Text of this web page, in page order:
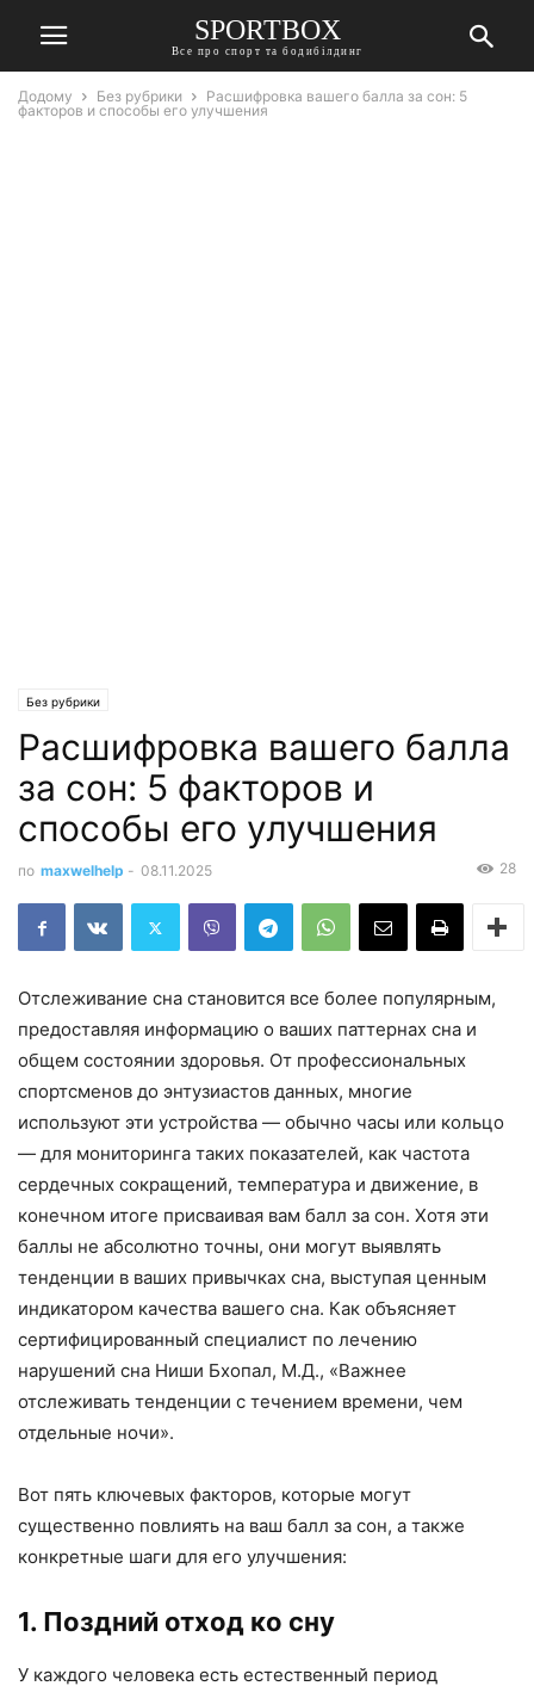
SPORTBOX
Все про спорт та бодибілдинг
Додому Без рубрики
Расшифровка вашего балла за сон: 5
факторов и способы его улучшения
Без рубрики
Расшифровка вашего балла
за сон: 5 факторов и
способы его улучшения
по maxwelhelp - 08.11.2025 28
Отслеживание сна становится все более популярным,
предоставляя информацию о ваших паттернах сна и
общем состоянии здоровья. От профессиональных
спортсменов до энтузиастов данных, многие
используют эти устройства — обычно часы или кольцо
— для мониторинга таких показателей, как частота
сердечных сокращений, температура и движение, в
конечном итоге присваивая вам балл за сон. Хотя эти
баллы не абсолютно точны, они могут выявлять
тенденции в ваших привычках сна, выступая ценным
индикатором качества вашего сна. Как объясняет
сертифицированный специалист по лечению
нарушений сна Ниши Бхопал, М.Д., «Важнее
отслеживать тенденции с течением времени, чем
отдельные ночи».
Вот пять ключевых факторов, которые могут
существенно повлиять на ваш балл за сон, а также
конкретные шаги для его улучшения:
1. Поздний отход ко сну
У каждого человека есть естественный период